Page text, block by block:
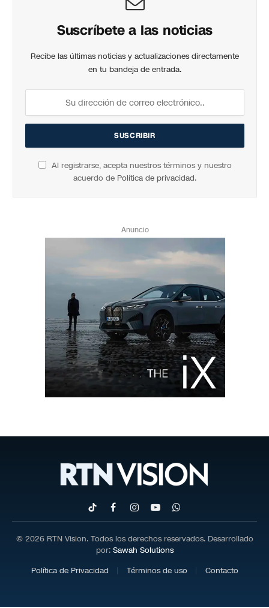
Suscríbete a las noticias
Recibe las últimas noticias y actualizaciones directamente
en tu bandeja de entrada.
Al registrarse, acepta nuestros términos y nuestro
acuerdo de Política de privacidad.
Anuncio
TikTokFacebookInstagram
YouTubeWhatsApp
© 2026 RTN Vision. Todos los derechos reservados. Desarrollado
por: Sawah Solutions
Política de Privacidad
Términos de uso Contacto